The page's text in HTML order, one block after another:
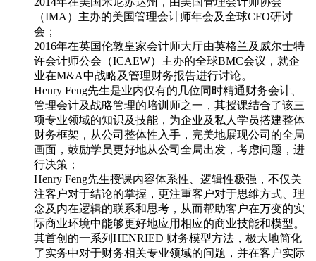
（IMA）主办的美国管理会计师年会及全球CFO研讨
会；
2016年在英国伦敦皇家会计师大厅由英格兰及威尔士特
许会计师公会（ICAEW）主办的全球BMC会议，就企
业在M&A中战略及管理财务报告进行讨论。
Henry Feng先生是业内仅有的几位同时精通财务会计、
管理会计及战略管理的培训师之一，其授课结合了该三
项专业领域的知识及技能，为企业及私人学员搭建整体
财务框架，从公司整体性入手，完美地展现公司的全局
画面，鼓励学员更好地从公司全局出发，考虑问题，进
行决策；
Henry Feng先生授课内容体系性、逻辑性极强，不仅关
注客户对于结论的掌握，更注重客户对于思维方式、理
念及内在逻辑的联系和思考，从而帮助客户在万变的实
际商业环境中能够更好地应用相应的商业技能和模型。
其首创的一系列HENRIED 财务模型方法，极大地简化
了实务中对于财务相关专业领域的问题，并在客户实际